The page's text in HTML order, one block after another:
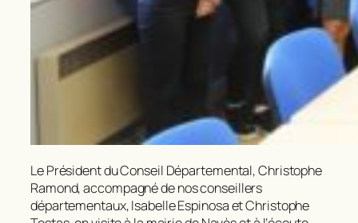
Le Président du Conseil Départemental, Christophe
Ramond, accompagné de nos conseillers
départementaux, Isabelle Espinosa et Christophe